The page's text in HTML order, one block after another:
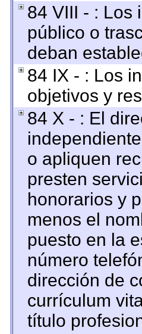
84 VIII - : Los
público o
deban
84 IX - : Los
objetivos y
84 X - : El
o apliquen
presten
honorarios y
menos el
puesto en la
número
dirección de
currículum
título